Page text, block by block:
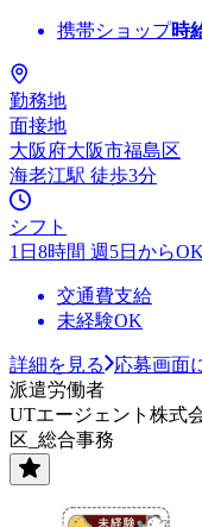
携帯ショップ時
勤務地
面接地
大阪府大阪市福島区
海老江駅 徒歩3分
シフト
1日8時間 週5日からOK
交通費支給
未経験OK
詳細を見る
応募画面
派遣労働者
UTエージェント株式
区_総合事務